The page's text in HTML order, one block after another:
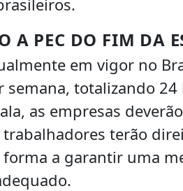
A PEC DO FIM DA
em vigor no
totalizando
as empresas
terão
a garantir uma